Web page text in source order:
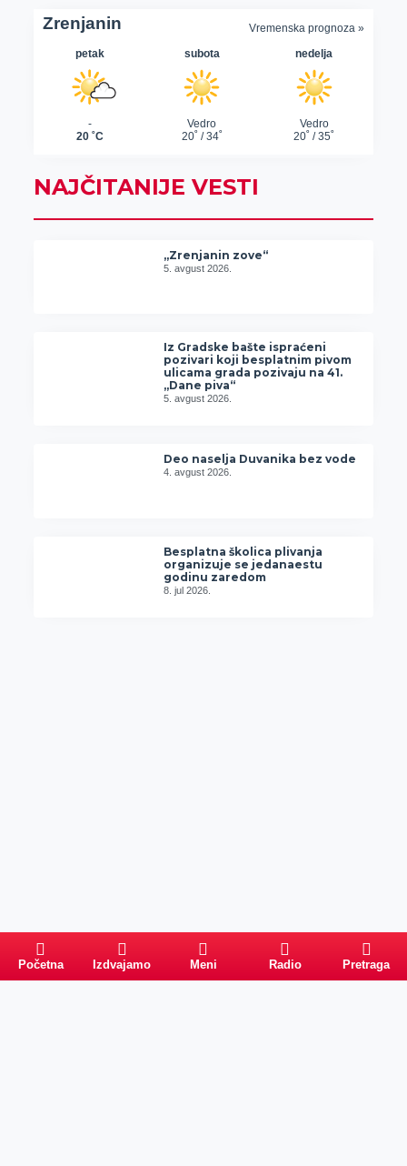
NAJČITANIJE VESTI
„Zrenjanin zove“
5. avgust 2026.
Iz Gradske bašte ispraćeni
pozivari koji besplatnim pivom
ulicama grada pozivaju na 41.
„Dane piva“
5. avgust 2026.
Deo naselja Duvanika bez vode
4. avgust 2026.
Besplatna školica plivanja
organizuje se jedanaestu
godinu zaredom
8. jul 2026.
Početna Izdvajamo Meni Radio Pretraga